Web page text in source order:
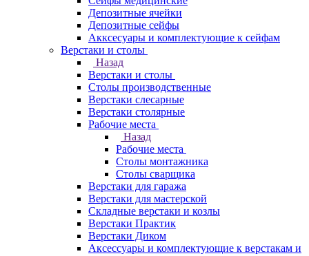
Депозитные ячейки
Депозитные сейфы
Акксесуары и комплектующие к сейфам
Верстаки и столы
Назад
Верстаки и столы
Столы производственные
Верстаки слесарные
Верстаки столярные
Рабочие места
Назад
Рабочие места
Столы монтажника
Столы сварщика
Верстаки для гаража
Верстаки для мастерской
Складные верстаки и козлы
Верстаки Практик
Верстаки Диком
Аксессуары и комплектующие к верстакам и